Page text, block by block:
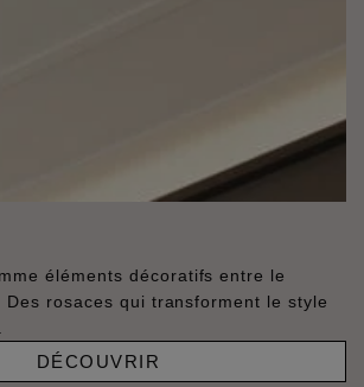
éléments décoratifs entre le
Des rosaces qui transforment le style
DÉCOUVRIR